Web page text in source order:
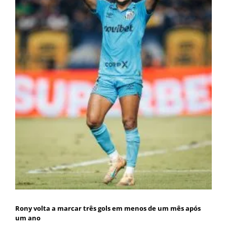
Rony volta a marcar três gols em menos de um mês após
um ano